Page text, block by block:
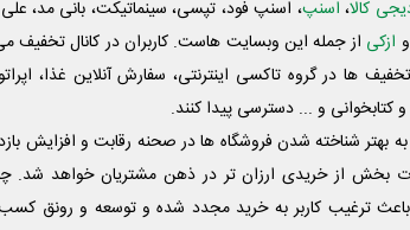
کالا، اسنپ، اسنپ فود، تپسی، سینماتیکت، بانی مد، علی‌
ازکی از جمله این وبسایت ‌هاست. کاربران در کانال تخفیف می
ها در گروه تاکسی اینترنتی، سفارش آنلاین غذا،
و ... دسترسی پیدا کنند.
به بهتر شناخته شدن فروشگاه ها در صحنه رقابت و افزایش
بخش از خریدی ارزان تر در ذهن مشتریان خواهد شد.
ترغیب کاربر به خرید مجدد شده و توسعه و رونق